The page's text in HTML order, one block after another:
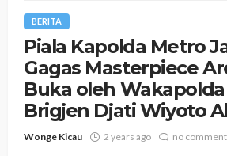
BERITA
Piala Kapolda Metro
Gagas Masterpiece
Buka oleh
Brigjen Djati Wiyoto
Wonge Kicau 2 years ago no comment